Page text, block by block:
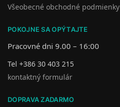
Všeobecné obchodné podmienky
POKOJNE SA OPÝTAJTE
Pracovné dni 9.00 – 16:00
Tel +386 30 403 215
kontaktný formulár
DOPRAVA ZADARMO